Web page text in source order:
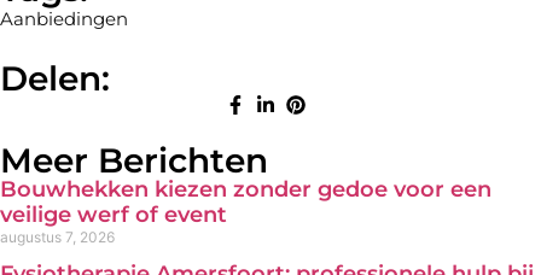
Aanbiedingen
Delen:
Meer Berichten
Bouwhekken kiezen zonder gedoe voor een
veilige werf of event
augustus 7, 2026